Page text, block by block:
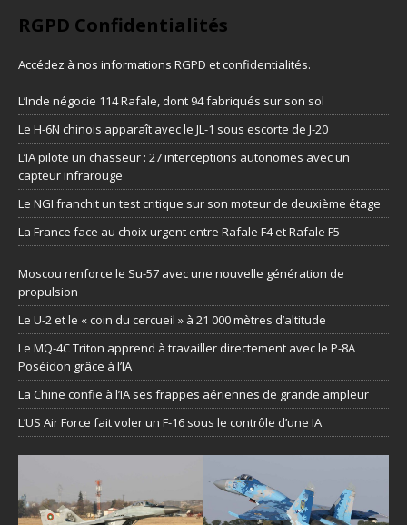
RGPD Confidentialités
Accédez à nos informations RGPD et confidentialités.
L’Inde négocie 114 Rafale, dont 94 fabriqués sur son sol
Le H-6N chinois apparaît avec le JL-1 sous escorte de J-20
L’IA pilote un chasseur : 27 interceptions autonomes avec un
capteur infrarouge
Le NGI franchit un test critique sur son moteur de deuxième étage
La France face au choix urgent entre Rafale F4 et Rafale F5
Moscou renforce le Su-57 avec une nouvelle génération de
propulsion
Le U-2 et le « coin du cercueil » à 21 000 mètres d’altitude
Le MQ-4C Triton apprend à travailler directement avec le P-8A
Poséidon grâce à l’IA
La Chine confie à l’IA ses frappes aériennes de grande ampleur
L’US Air Force fait voler un F-16 sous le contrôle d’une IA